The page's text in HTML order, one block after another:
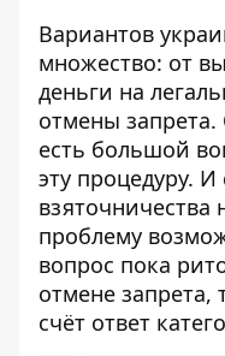
Вариантов
множество: от
деньги на
отмены
есть большой
эту процедуру.
взяточничества
проблему
вопрос пока
отмене запрета,
счёт ответ